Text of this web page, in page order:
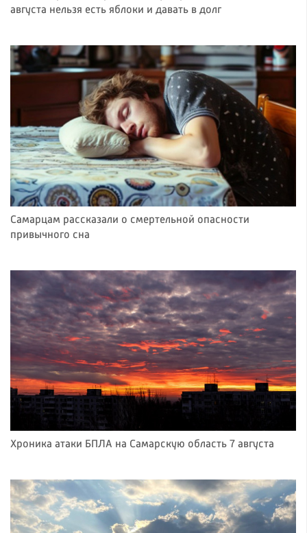
августа нельзя есть яблоки и давать в долг
Самарцам рассказали о смертельной опасности
привычного сна
Хроника атаки БПЛА на Самарскую область 7 августа